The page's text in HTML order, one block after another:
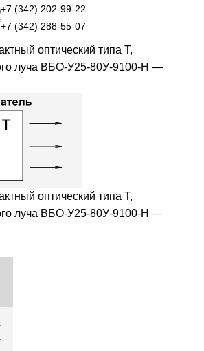
+7 (342) 202-99-22
+7 (342) 288-55-07